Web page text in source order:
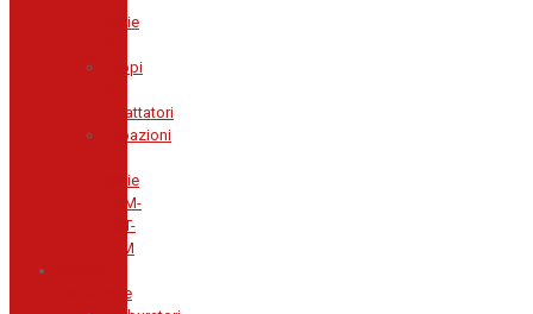
Serie
Tappi
Adattatori
Tubazioni
Serie
TGM-
TGT-
TTM
Carburante